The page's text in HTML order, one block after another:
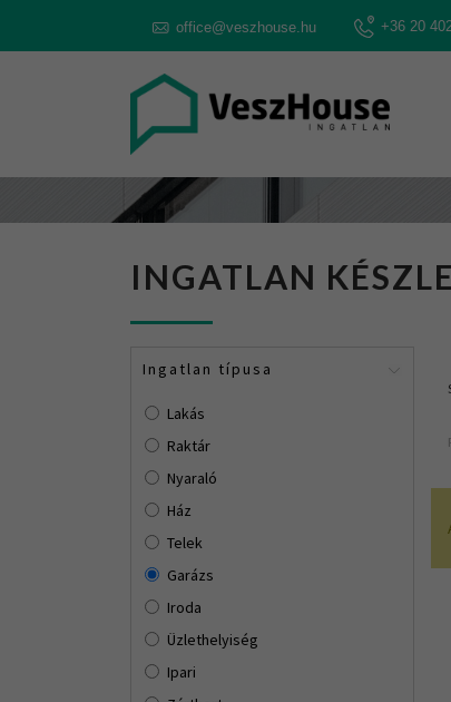
office@veszhouse.hu +36 20
INGATLAN
Ingatlan típusa
Lakás
Raktár
Nyaraló
Ház
Telek
Garázs
Iroda
Üzlethelyiség
Ipari